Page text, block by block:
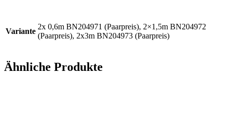
Variante
2x 0,6m BN204971 (Paarpreis), 2×1,5m BN204972
(Paarpreis), 2x3m BN204973 (Paarpreis)
Ähnliche Produkte